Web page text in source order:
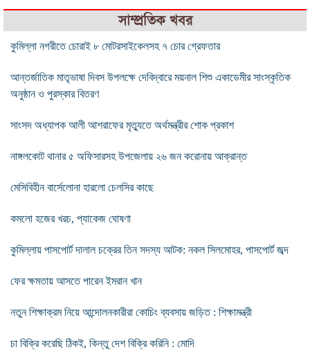
সাম্প্রতিক খবর
কুমিল্লা নগরীতে চোরাই ৮ মোটরসাইকেলসহ ৭ চোর গ্রেফতার
আন্তর্জাতিক মাতৃভাষা দিবস উপলক্ষে দেবিদ্বারে ময়নাল শিশু একাডেমীর সাংস্কৃতিক
অনুষ্ঠান ও পুরস্কার বিতরণ
সাংসদ অধ্যাপক আলী আশরাফের মৃত্যুতে অর্থমন্ত্রীর শোক প্রকাশ
নাঙ্গলকোট থানার ৫ অফিসারসহ উপজেলায় ২৬ জন করোনায় আক্রান্ত
মেসিবিহীন বার্সেলোনা হারলো চেলসির কাছে
কমলো হজের খরচ, প্যাকেজ ঘোষণা
কুমিল্লায় পাসপোর্ট দালাল চক্রের তিন সদস্য আটক: নকল সিলমোহর, পাসপোর্ট জব্দ
ফের ক্ষমতায় আসতে পারেন ইমরান খান
নতুন শিক্ষাক্রম নিয়ে আন্দোলনকারীরা কোচিং ব্যবসায় জড়িত : শিক্ষামন্ত্রী
চা বিক্রি করেছি ঠিকই, কিন্তু দেশ বিক্রি করিনি : মোদি